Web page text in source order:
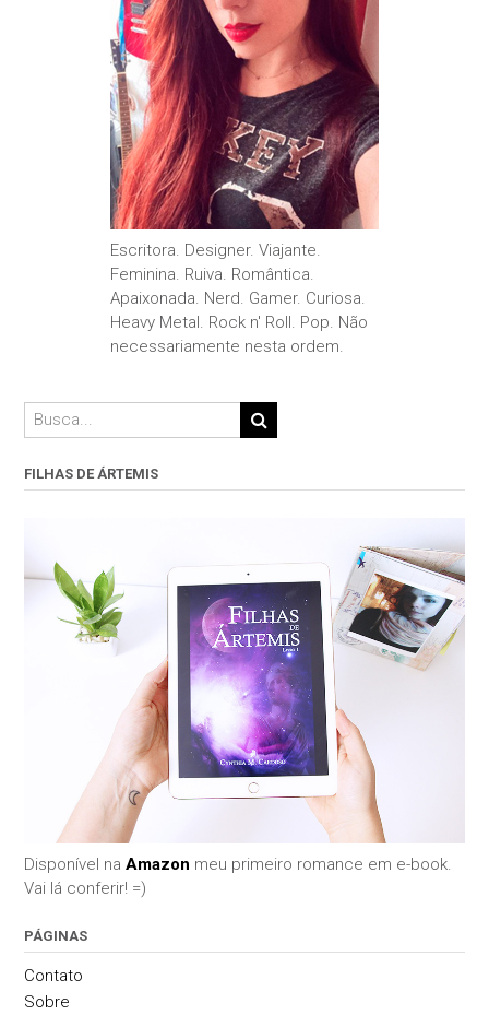
Escritora. Designer. Viajante.
Feminina. Ruiva. Romântica.
Apaixonada. Nerd. Gamer. Curiosa.
Heavy Metal. Rock n' Roll. Pop. Não
necessariamente nesta ordem.
FILHAS DE ÁRTEMIS
Disponível na Amazon meu primeiro romance em e-book.
Vai lá conferir! =)
PÁGINAS
Contato
Sobre